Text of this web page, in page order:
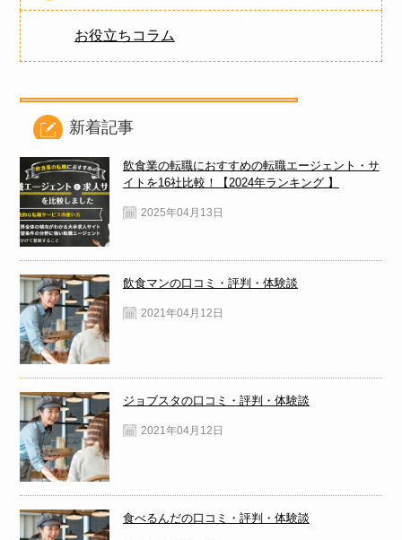
お役立ちコラム
新着記事
飲食業の転職におすすめの転職エージェント・サ
イトを16社比較！【2024年ランキング 】
2025年04月13日
飲食マンの口コミ・評判・体験談
2021年04月12日
ジョブスタの口コミ・評判・体験談
2021年04月12日
食べるんだの口コミ・評判・体験談